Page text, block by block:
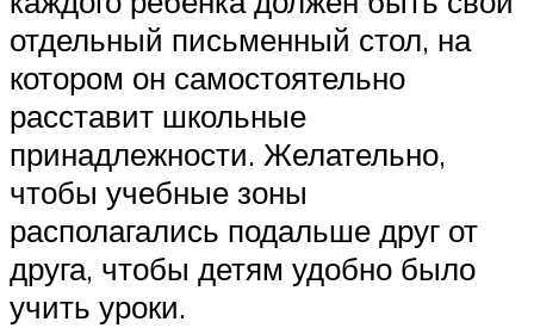
отдельный письменный стол, на
котором он самостоятельно
расставит школьные
принадлежности. Желательно,
чтобы учебные зоны
располагались подальше друг от
друга, чтобы детям удобно было
учить уроки.